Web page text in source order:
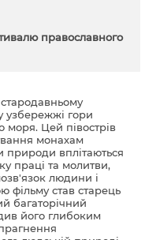
православного
узбережжі гори
моря. Цей півострів
монахам
природи вплітаються
праці та молитви,
людини і
фільму став старець
багаторічний
його глибоким